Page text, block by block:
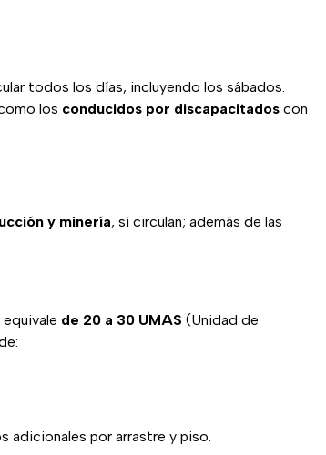
todos los días, incluyendo los sábados.
los conducidos por discapacitados con
y minería, sí circulan; además de las
de 20 a 30 UMAS (Unidad de
adicionales por arrastre y piso.